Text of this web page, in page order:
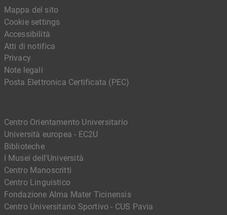
Centro Orientamento Universitario
Università europea - EC2U
Biblioteche
I Musei dell'Università
Centro Manoscritti
Centro Linguistico
Fondazione Alma Mater Ticinensis
Centro Universitario Sportivo - CUS Pavia
Mappa del sito
Cookie settings
Accessibilità
Atti di notifica
Privacy
Note legali
Posta Elettronica Certificata (PEC)